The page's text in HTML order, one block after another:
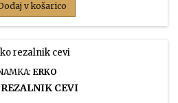
v košarico
ERKO
CEVI